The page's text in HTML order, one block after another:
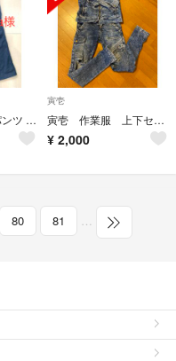
【寅壱】カーゴパンツ 9530-219
寅壱
寅壱 作業服 上下セット
¥ 2,000
80 81 …